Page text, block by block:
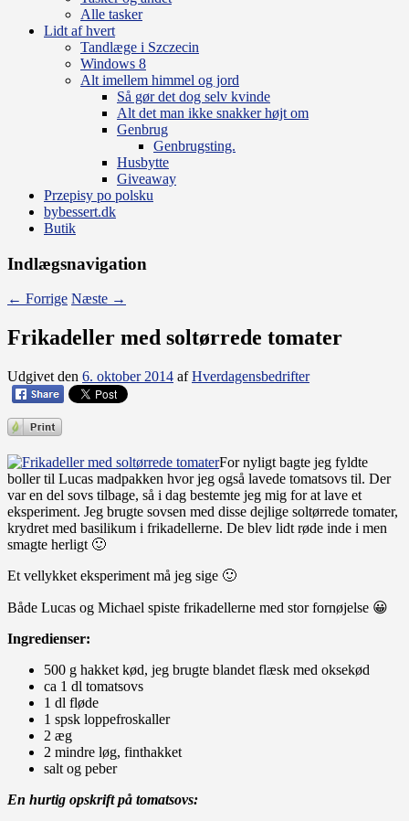
Alle tasker
Lidt af hvert
Tandlæge i Szczecin
Windows 8
Alt imellem himmel og jord
Så gør det dog selv kvinde
Alt det man ikke snakker højt om
Genbrug
Genbrugsting.
Husbytte
Giveaway
Przepisy po polsku
bybessert.dk
Butik
Indlægsnavigation
← Forrige Næste →
Frikadeller med soltørrede tomater
Udgivet den 6. oktober 2014 afHverdagensbedrifter
For nyligt bagte jeg fyldte
boller til Lucas madpakken hvor jeg også lavede tomatsovs til. Der
var en del sovs tilbage, så i dag bestemte jeg mig for at lave et
eksperiment. Jeg brugte sovsen med disse dejlige soltørrede tomater,
krydret med basilikum i frikadellerne. De blev lidt røde inde i men
smagte herligt 🙂
Et vellykket eksperiment må jeg sige 🙂
Både Lucas og Michael spiste frikadellerne med stor fornøjelse 😀
Ingredienser:
500 g hakket kød, jeg brugte blandet flæsk med oksekød
ca 1 dl tomatsovs
1 dl fløde
1 spsk loppefroskaller
2 æg
2 mindre løg, finthakket
salt og peber
En hurtig opskrift på tomatsovs: